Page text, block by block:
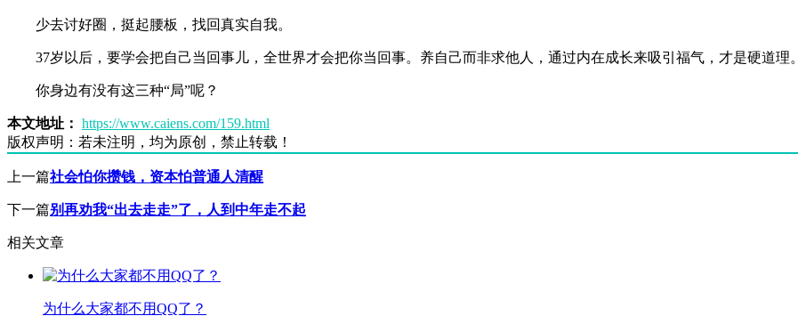
少去讨好圈，挺起腰板，找回真实自我。
37岁以后，要学会把自己当回事儿，全世界才会把你当回事。养自己而非求他人，通过内在成长来吸引福气，才是硬道理。
你身边有没有这三种“局”呢？
本文地址： https://www.caiens.com/159.html
版权声明： 若未注明，均为原创，禁止转载！
上一篇社会怕你攒钱，资本怕普通人清醒
下一篇别再劝我“出去走走”了，人到中年走不起
相关文章
为什么大家都不用QQ了？